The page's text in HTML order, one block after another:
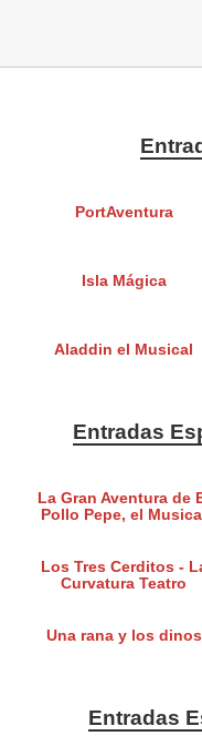
PortAventura
Isla Mágica
Aladdin el Musical
Entradas
La Gran Aventura de
Pollo Pepe, el Musical
Los Tres Cerditos -
Curvatura Teatro
Una rana y los dinos
Entradas